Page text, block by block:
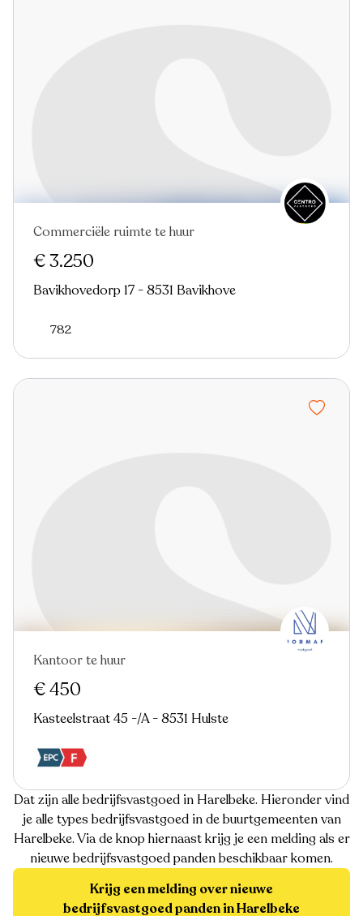
Commerciële ruimte te huur
€ 3.250
Bavikhovedorp 17 - 8531 Bavikhove
782
Kantoor te huur
€ 450
Kasteelstraat 45 -/A - 8531 Hulste
Dat zijn alle bedrijfsvastgoed in Harelbeke. Hieronder vind
je alle types bedrijfsvastgoed in de buurtgemeenten van
Harelbeke. Via de knop hiernaast krijg je een melding als er
nieuwe bedrijfsvastgoed panden beschikbaar komen.
Krijg een melding over nieuwe
bedrijfsvastgoed panden in Harelbeke